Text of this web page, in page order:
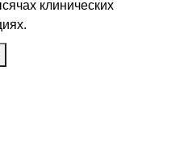
клинических